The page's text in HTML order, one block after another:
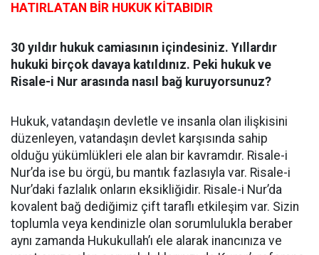
HATIRLATAN BİR HUKUK KİTABIDIR
30 yıldır hukuk camiasının içindesiniz. Yıllardır
hukuki birçok davaya katıldınız. Peki hukuk ve
Risale-i Nur arasında nasıl bağ kuruyorsunuz?
Hukuk, vatandaşın devletle ve insanla olan ilişkisini
düzenleyen, vatandaşın devlet karşısında sahip
olduğu yükümlükleri ele alan bir kavramdır. Risale-i
Nur’da ise bu örgü, bu mantık fazlasıyla var. Risale-i
Nur’daki fazlalık onların eksikliğidir. Risale-i Nur’da
kovalent bağ dediğimiz çift taraflı etkileşim var. Sizin
toplumla veya kendinizle olan sorumlulukla beraber
aynı zamanda Hukukullah’ı ele alarak inancınıza ve